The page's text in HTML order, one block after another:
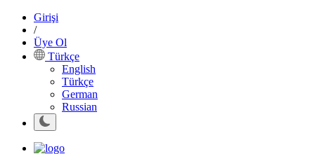
Girişi
/
Üye Ol
Türkçe
English
Türkçe
German
Russian